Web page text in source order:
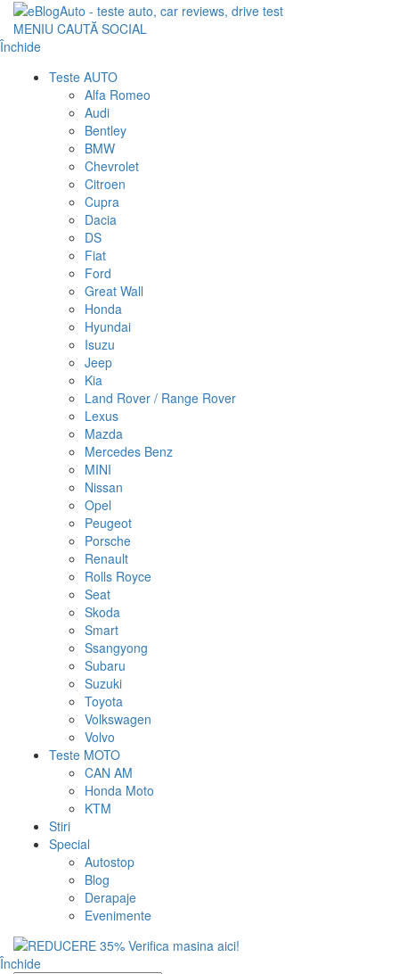
MENIU CAUTĂ SOCIAL
Închide
Teste AUTO
Alfa Romeo
Audi
Bentley
BMW
Chevrolet
Citroen
Cupra
Dacia
DS
Fiat
Ford
Great Wall
Honda
Hyundai
Isuzu
Jeep
Kia
Land Rover / Range Rover
Lexus
Mazda
Mercedes Benz
MINI
Nissan
Opel
Peugeot
Porsche
Renault
Rolls Royce
Seat
Skoda
Smart
Ssangyong
Subaru
Suzuki
Toyota
Volkswagen
Volvo
Teste MOTO
CAN AM
Honda Moto
KTM
Stiri
Special
Autostop
Blog
Derapaje
Evenimente
Închide